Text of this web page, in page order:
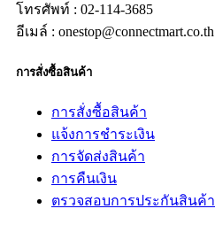
โทรศัพท์ : 02-114-3685
อีเมล์ : onestop@connectmart.co.th
การสั่งซื้อสินค้า
การสั่งซื้อสินค้า
แจ้งการชำระเงิน
การจัดส่งสินค้า
การคืนเงิน
ตรวจสอบการประกันสินค้า